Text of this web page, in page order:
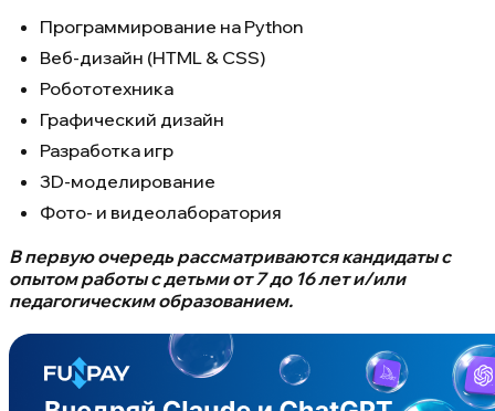
Программирование на Python
Веб-дизайн (HTML & CSS)
Робототехника
Графический дизайн
Разработка игр
3D-моделирование
Фото- и видеолаборатория
В первую очередь рассматриваются кандидаты с
опытом работы с детьми от 7 до 16 лет и/или
педагогическим образованием.